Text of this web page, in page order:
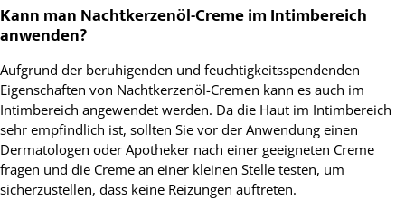
Kann man Nachtkerzenöl-Creme im Intimbereich
anwenden?
Aufgrund der beruhigenden und feuchtigkeitsspendenden
Eigenschaften von Nachtkerzenöl-Cremen kann es auch im
Intimbereich angewendet werden. Da die Haut im Intimbereich
sehr empfindlich ist, sollten Sie vor der Anwendung einen
Dermatologen oder Apotheker nach einer geeigneten Creme
fragen und die Creme an einer kleinen Stelle testen, um
sicherzustellen, dass keine Reizungen auftreten.